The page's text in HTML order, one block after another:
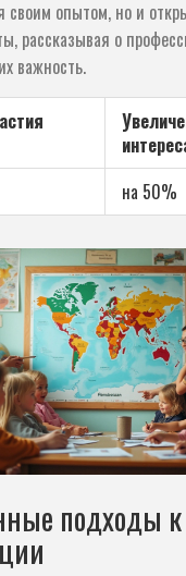
своим опытом, но и
рассказывая о
важность.
на 50%
подходы к